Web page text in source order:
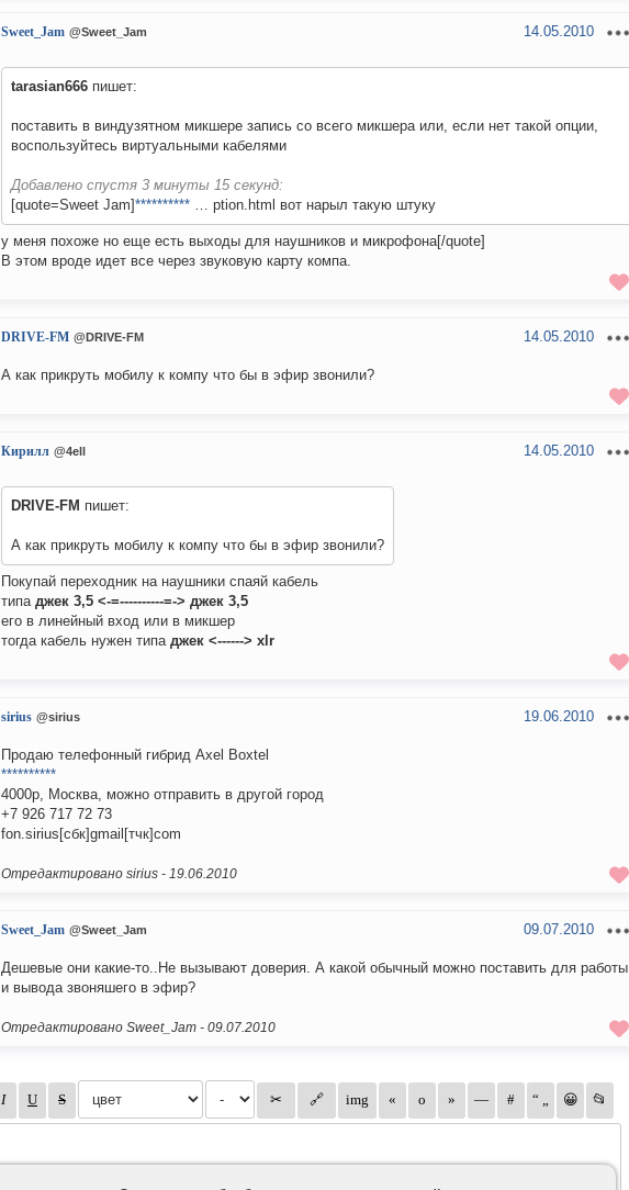
Sweet_Jam @Sweet_Jam 14.05.2010
tarasian666 пишет:
поставить в виндузятном микшере запись со всего микшера или, если нет такой опции,
воспользуйтесь виртуальными кабелями
Добавлено спустя 3 минуты 15 секунд:
[quote=Sweet Jam]********** … ption.html вот нарыл такую штуку
у меня похоже но еще есть выходы для наушников и микрофона[/quote]
В этом вроде идет все через звуковую карту компа.
DRIVE-FM @DRIVE-FM 14.05.2010
А как прикруть мобилу к компу что бы в эфир звонили?
Кирилл @4ell 14.05.2010
DRIVE-FM пишет:
А как прикруть мобилу к компу что бы в эфир звонили?
Покупай переходник на наушники спаяй кабель
типа джек 3,5 <-=----------=-> джек 3,5
его в линейный вход или в микшер
тогда кабель нужен типаджек <------> xlr
sirius @sirius 19.06.2010
Продаю телефонный гибрид Axel Boxtel
**********
4000р, Москва, можно отправить в другой город
+7 926 717 72 73
fon.sirius[сбк]gmail[тчк]com
Отредактировано sirius - 19.06.2010
Sweet_Jam @Sweet_Jam 09.07.2010
Дешевые они какие-то..Не вызывают доверия. А какой обычный можно поставить для работы
и вывода звоняшего в эфир?
Отредактировано Sweet_Jam - 09.07.2010